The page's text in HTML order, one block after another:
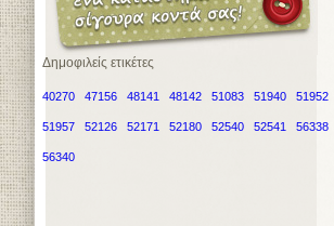
Δημοφιλείς ετικέτες
40270 47156 48141 48142 51083 51940 51952
51957 52126 52171 52180 52540 52541 56338
56340